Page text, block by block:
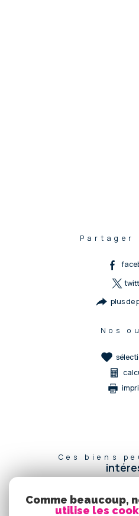
Partager
plus de
Nos
Ces biens
Comme beaucoup,
utilise les